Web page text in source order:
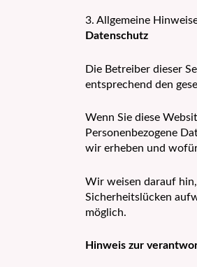
3. Allgemeine
Datenschutz
Die Betreiber dieser
entsprechend den
Wenn Sie diese
Personenbezogene
wir erheben und
Wir weisen darauf
Sicherheitslücken
möglich.
Hinweis zur